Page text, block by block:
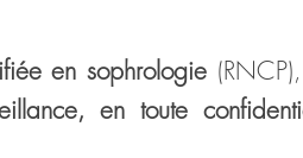
en sophrologie
en toute